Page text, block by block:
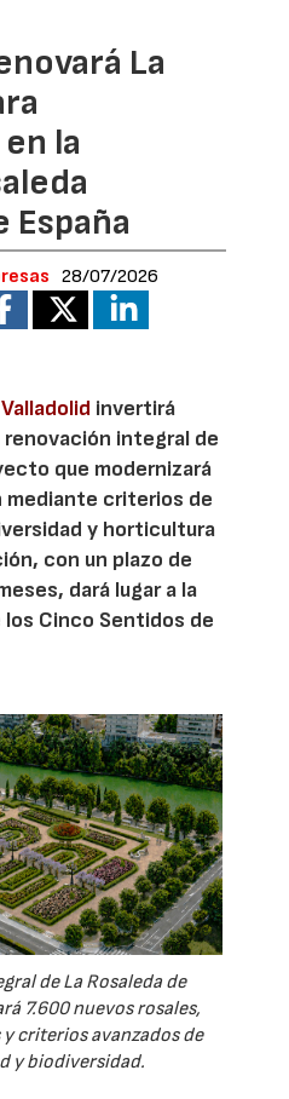
La
la
España
28/07/2026
invertirá
integral de
que modernizará
criterios de
y horticultura
con un plazo de
dará lugar a la
los Cinco Sentidos de
de La Rosaleda de
7.600 nuevos rosales,
criterios avanzados de
y biodiversidad.